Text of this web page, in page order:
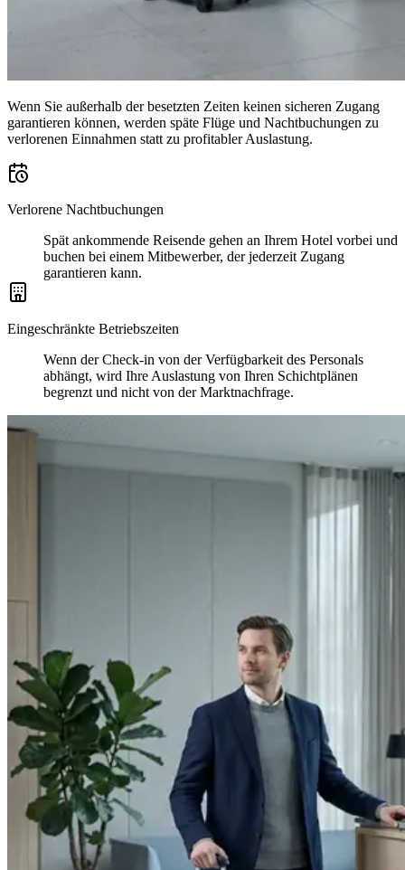
Wenn Sie außerhalb der besetzten Zeiten keinen sicheren Zugang
garantieren können, werden späte Flüge und Nachtbuchungen zu
verlorenen Einnahmen statt zu profitabler Auslastung.
Verlorene Nachtbuchungen
Spät ankommende Reisende gehen an Ihrem Hotel vorbei und
buchen bei einem Mitbewerber, der jederzeit Zugang
garantieren kann.
Eingeschränkte Betriebszeiten
Wenn der Check-in von der Verfügbarkeit des Personals
abhängt, wird Ihre Auslastung von Ihren Schichtplänen
begrenzt und nicht von der Marktnachfrage.